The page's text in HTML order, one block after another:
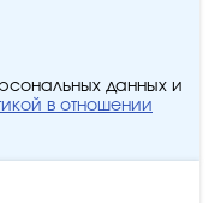
данных и
в отношении